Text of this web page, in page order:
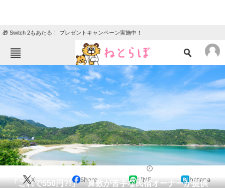
🎁 Switch 2もあたる！ プレゼントキャンペーン実施中！
ねとらぼメニュー
TOP ニュース
エンタメ クイズ
グルメ
住まい 教育・育児
動物
会員記事
「これで550円?!」 算数が苦手な民宿オーナーが提供
X Share LINE hatena